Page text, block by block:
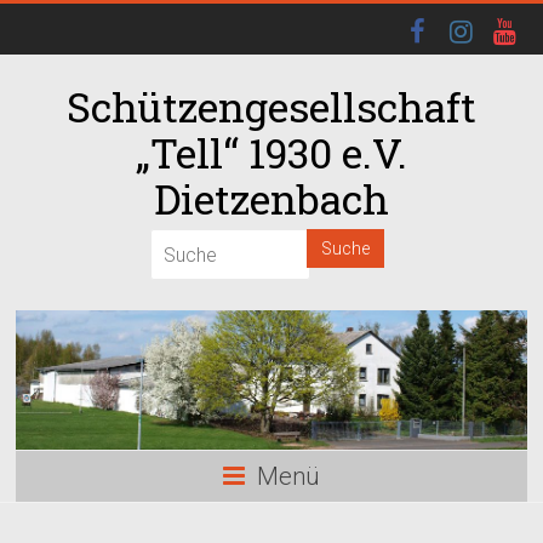
Schützengesellschaft
„Tell“ 1930 e.V.
Dietzenbach
Menü
02:00
04:00